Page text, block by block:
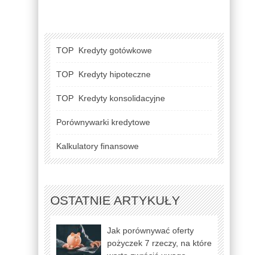
TOP Kredyty gotówkowe
TOP Kredyty hipoteczne
TOP Kredyty konsolidacyjne
Porównywarki kredytowe
Kalkulatory finansowe
OSTATNIE ARTYKUŁY
Jak porównywać oferty
pożyczek 7 rzeczy, na które